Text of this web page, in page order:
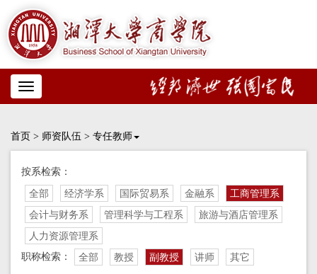
Toggle
navigation
首页 > 师资队伍 > 专任教师
按系检索：
全部 经济学系 国际贸易系 金融系
工商管理系
会计与财务系
管理科学与工程系
旅游与酒店管理系
人力资源管理系
职称检索：
全部 教授 副教授 讲师 其它